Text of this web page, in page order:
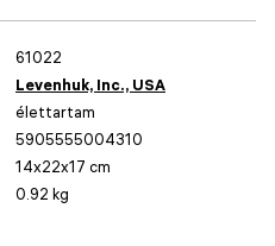
61022
Levenhuk, Inc., USA
élettartam
5905555004310
14x22x17 cm
0.92 kg